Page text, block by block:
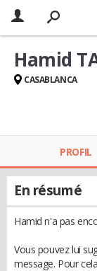
Hamid
CASABLANCA
PROFIL
En résumé
Hamid n'a pas
Vous pouvez lui
message. Pour